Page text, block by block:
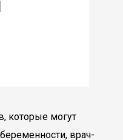
которые могут
врач-